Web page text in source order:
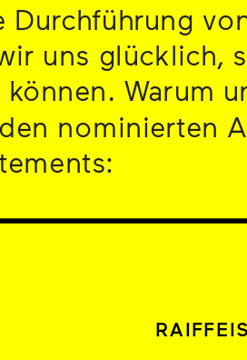
Durchführung
uns glücklich,
Warum
nominierten